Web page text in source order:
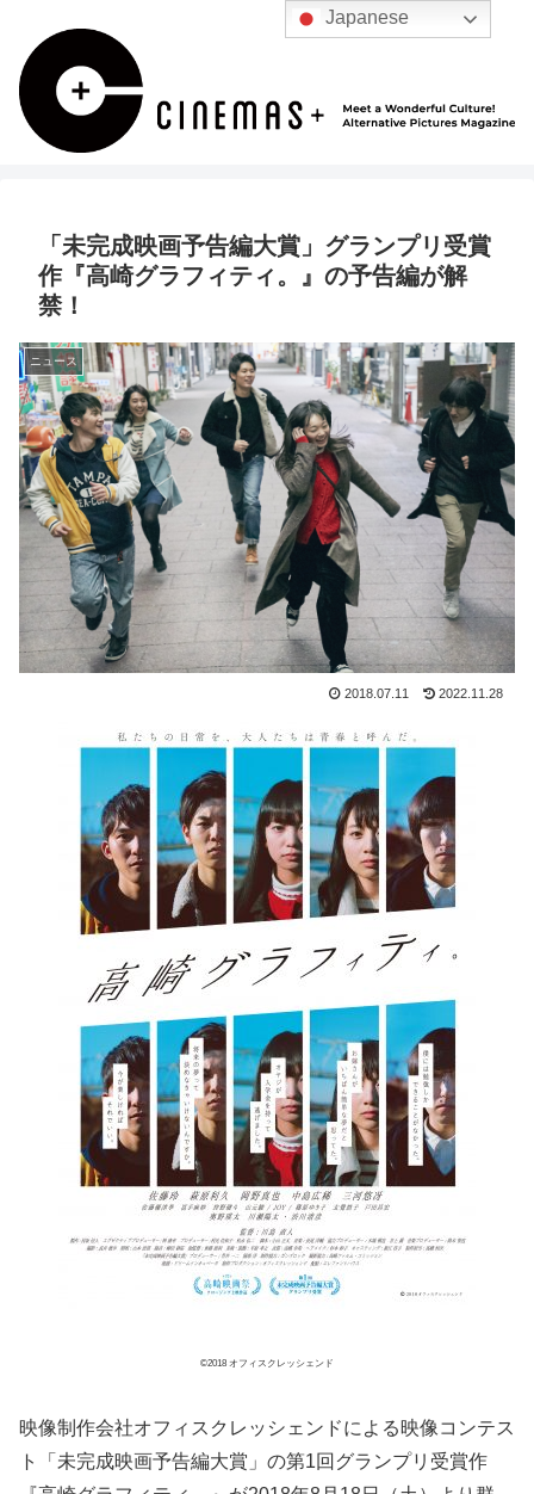
「未完成映画予告編大賞」グランプリ受賞
作『高崎グラフィティ。』の予告編が解
禁！
ニュース
2018.07.11 2022.11.28
©2018 オフィスクレッシェンド
映像制作会社オフィスクレッシェンドによる映像コンテス
ト「未完成映画予告編大賞」の第1回グランプリ受賞作
Japanese